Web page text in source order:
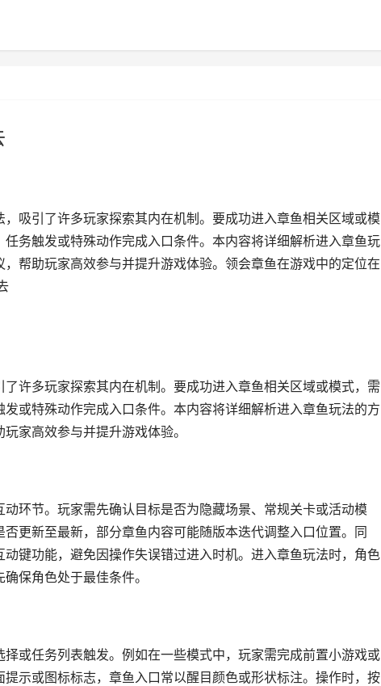
吸引了许多玩家探索其内在机制。要成功进入章鱼相关区域或模
务触发或特殊动作完成入口条件。本内容将详细解析进入章鱼玩
帮助玩家高效参与并提升游戏体验。领会章鱼在游戏中的定位在
许多玩家探索其内在机制。要成功进入章鱼相关区域或模式，需
或特殊动作完成入口条件。本内容将详细解析进入章鱼玩法的方
家高效参与并提升游戏体验。
环节。玩家需先确认目标是否为隐藏场景、常规关卡或活动模
更新至最新，部分章鱼内容可能随版本迭代调整入口位置。同
键功能，避免因操作失误错过进入时机。进入章鱼玩法时，角色
保角色处于最佳条件。
或任务列表触发。例如在一些模式中，玩家需完成前置小游戏或
示或图标标志，章鱼入口常以醒目颜色或形状标注。操作时，按